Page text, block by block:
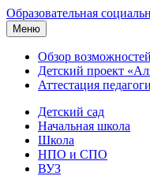
Образовательная
Меню
Обзор возможностей
Детский проект
Аттестация
Детский сад
Начальная школа
Школа
НПО и СПО
ВУЗ